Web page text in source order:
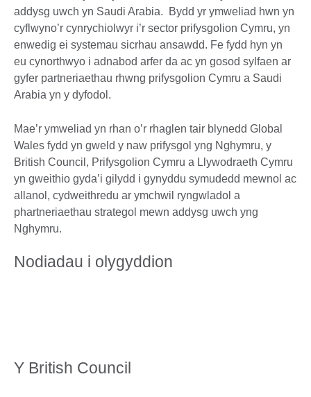
addysg uwch yn Saudi Arabia. Bydd yr ymweliad hwn yn
cyflwyno’r cynrychiolwyr i’r sector prifysgolion Cymru, yn
enwedig ei systemau sicrhau ansawdd. Fe fydd hyn yn
eu cynorthwyo i adnabod arfer da ac yn gosod sylfaen ar
gyfer partneriaethau rhwng prifysgolion Cymru a Saudi
Arabia yn y dyfodol.
Mae’r ymweliad yn rhan o’r rhaglen tair blynedd Global
Wales fydd yn gweld y naw prifysgol yng Nghymru, y
British Council, Prifysgolion Cymru a Llywodraeth Cymru
yn gweithio gyda’i gilydd i gynyddu symudedd mewnol ac
allanol, cydweithredu ar ymchwil ryngwladol a
phartneriaethau strategol mewn addysg uwch yng
Nghymru.
Nodiadau i olygyddion
Y British Council